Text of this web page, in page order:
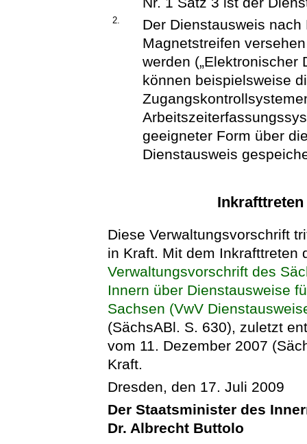
2.
Der Dienstausweis
Magnetstreifen
werden („Elektronischer
können beispielsweise
geeigneter Form über
Dienstausweis
Diese Verwaltungsvorschrift
in Kraft. Mit dem Inkrafttreten
Verwaltungsvorschrift des
Innern über Dienstausweise
Sachsen (VwV
(SächsABl. S. 630), zuletzt
vom 11. Dezember 2007
Kraft.
Dresden, den 17. Juli 2009
Der Staatsminister des
Dr. Albrecht Buttolo